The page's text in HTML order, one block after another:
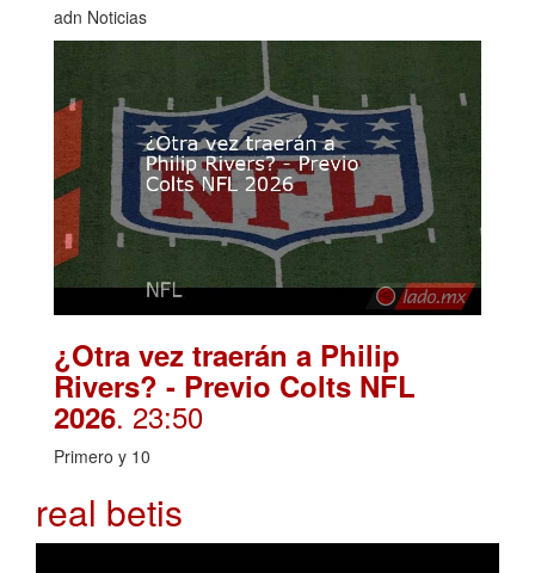
adn Noticias
¿Otra vez traerán a Philip
Rivers? - Previo Colts NFL
2026. 23:50
Primero y 10
real betis